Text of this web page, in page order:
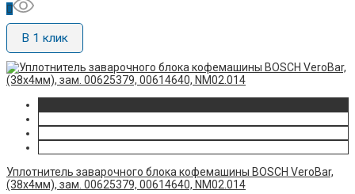
В 1 клик
Уплотнитель заварочного блока кофемашины BOSCH VeroBar,
(38x4мм), зам. 00625379, 00614640, NM02.014